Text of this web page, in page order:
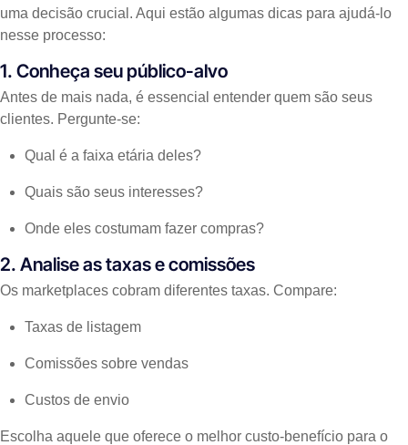
uma decisão crucial. Aqui estão algumas dicas para ajudá-lo
nesse processo:
1. Conheça seu público-alvo
Antes de mais nada, é essencial entender quem são seus
clientes. Pergunte-se:
Qual é a faixa etária deles?
Quais são seus interesses?
Onde eles costumam fazer compras?
2. Analise as taxas e comissões
Os marketplaces cobram diferentes taxas. Compare:
Taxas de listagem
Comissões sobre vendas
Custos de envio
Escolha aquele que oferece o melhor custo-benefício para o